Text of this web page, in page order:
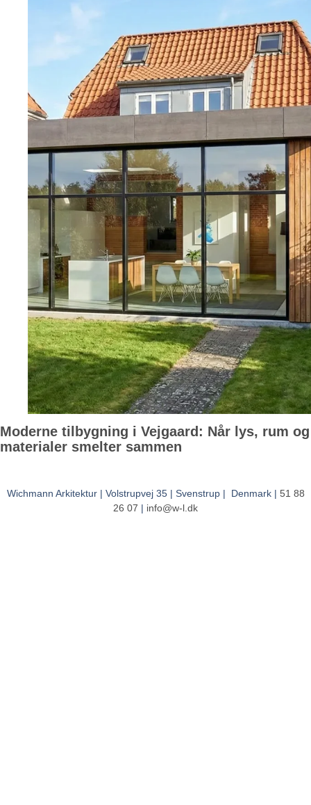
Moderne tilbygning i Vejgaard: Når lys, rum og
materialer smelter sammen
Wichmann Arkitektur | Volstrupvej 35 | Svenstrup | Denmark | 51 88
26 07 | info@w-l.dk